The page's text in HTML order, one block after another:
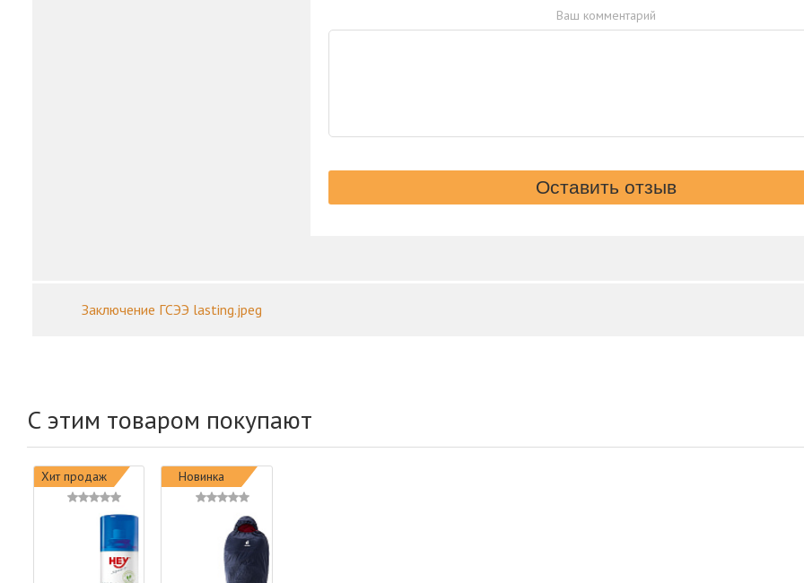
Ваш комментарий
Заключение ГСЭЭ lasting.jpeg
С этим товаром покупают
Хит продаж Новинка